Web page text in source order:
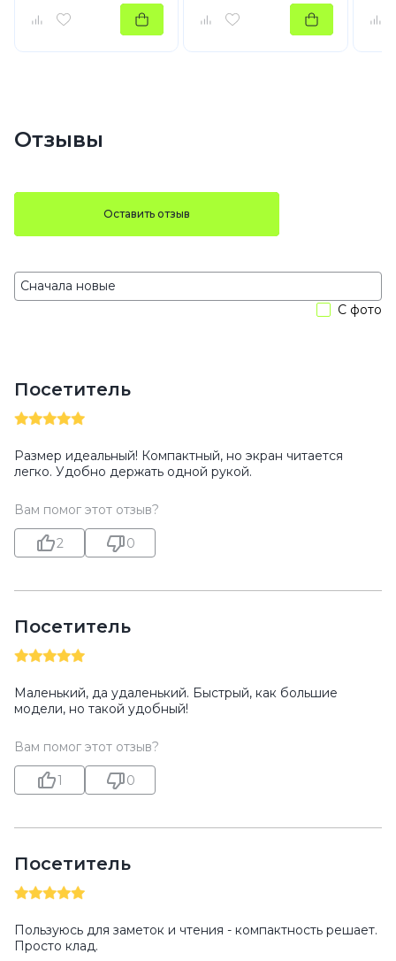
Отзывы
Оставить отзыв
С фото
Посетитель
Размер идеальный! Компактный, но экран читается
легко. Удобно держать одной рукой.
Вам помог этот отзыв?
2 0
Посетитель
Маленький, да удаленький. Быстрый, как большие
модели, но такой удобный!
Вам помог этот отзыв?
1 0
Посетитель
Пользуюсь для заметок и чтения - компактность решает.
Просто клад.